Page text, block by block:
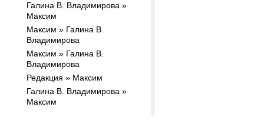
Галина В. Владимирова »
Максим
Максим » Галина В.
Владимирова
Максим » Галина В.
Владимирова
Редакция » Максим
Галина В. Владимирова »
Максим